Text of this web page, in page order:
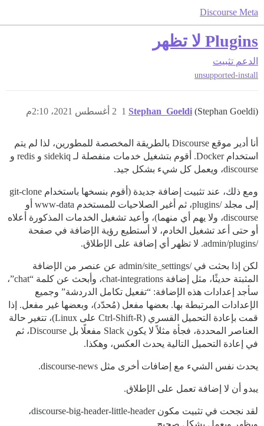
Discourse Meta
Plugins لا تظهر
الدعم تثبيت
unsupported-install
Stephan_Goeldi (Stephan Goeldi) 2 أغسطس 2021، 2:10م 1
أنا أدير موقع Discourse بالطريقة المخصصة للمطورين، لذا لم يتم
استخدام Docker. أقوم بتشغيل خدمات منفصلة لـ sidekiq و redis و
discourse، ويعمل كل شيء بشكل جيد.
ومع ذلك، عند تثبيت إضافة جديدة (أقوم بنسخها باستخدام git-clone
إلى مجلد /plugins، ثم أغير الصلاحيات للمستخدم www-data أو
discourse، ولا يهم أي منهما)، وأعيد تشغيل الخدمات المذكورة أعلاه
أو حتى أعد تشغيل الخادم، لا أستطيع رؤية الإضافة في صفحة
/admin/plugins. لا تظهر أي إضافة على الإطلاق.
لكن إذا بحثت في /admin/site_settings عن عنصر من الإضافة
المثبتة حديثًا، مثل إضافة chat-integrations، وأبحث عن كلمة “chat”،
سأجد إعدادات هذه الإضافة: “تفعيل تكامل الدردشة” وجميع
الإعدادات المرتبطة بها. بعضها مفعل (مُحدّد)، وبعضها غير مفعل. إذا
قمت بإعادة التحميل القسري (Ctrl-Shift-R على Linux)، تتغير حالة
العناصر المحددة، فجأة مثلاً لا يكون Slack مفعلًا بل Discourse، ثم
في إعادة التحميل التالية يحدث العكس، وهكذا.
يحدث نفس الشيء مع إضافات أخرى مثل discourse-news.
يبدو أن لا إضافة تعمل على الإطلاق.
لقد نجحت في تثبيت مكون discourse-big-header-little-header،